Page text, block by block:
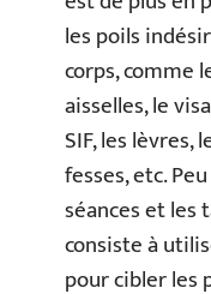
les poils
corps, comme
aisselles, le
SIF, les lèvres,
fesses, etc.
séances et
consiste à
pour cibler les